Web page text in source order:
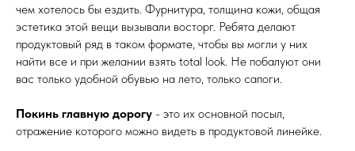
чем хотелось бы ездить. Фурнитура, толщина кожи, общая
эстетика этой вещи вызывали восторг. Ребята делают
продуктовый ряд в таком формате, чтобы вы могли у них
найти все и при желании взять total look. Не побалуют они
вас только удобной обувью на лето, только сапоги.
Покинь главную дорогу - это их основной посыл,
отражение которого можно видеть в продуктовой линейке.